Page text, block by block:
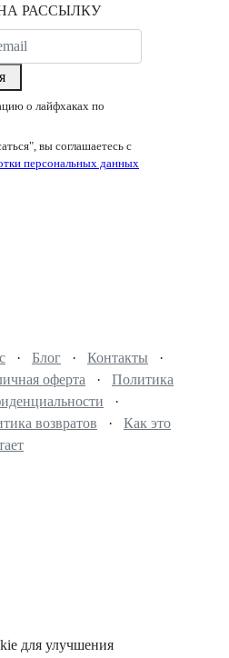
РАССЫЛКУ
о лайфхаках по
вы соглашаетесь с
персональных данных
· Блог · Контакты ·
оферта · Политика
·
возвратов · Как это
для улучшения